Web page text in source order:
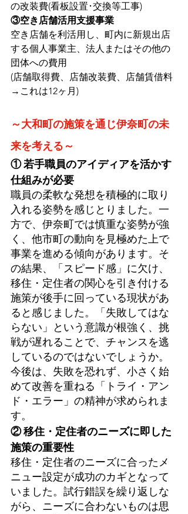
の改装費(看板設置･交換等工事)
③空き店舗活用支援事業
空き店舗を利活用し、町内に新規出店
する個人事業主、法人またはその他の
団体への費用
(店舗取得費、店舗改装費、店舗賃借料
→これは12ヶ月)
～大和町の施策を通じ伊奈町の未
来を考える～
① 若手職員のアイディアを活かす
仕組みが必要
職員の柔軟な発想を積極的に取り
入れる姿勢を感じとりました。一
方で、伊奈町では慎重な姿勢が強
く、他市町の動向を見極めた上で
事業を進める傾向があります。そ
の結果、「スピード感」に欠け、
移住・定住者の関心を引き付ける
施策が後手に回っている現状があ
ると感じました。「失敗してはな
らない」という意識が根強く、挑
戦が遅れることで、チャンスを逃
しているのではないでしょうか。
今後は、失敗を恐れず、小さく始
めて改善を重ねる「トライ・アン
ド・エラー」の精神が求められま
す。
② 移住・定住者のニーズに即した
施策の重要性
移住・定住者のニーズに合ったメ
ニュー設定が成功のカギとなって
いました。試行錯誤を繰り返しな
がら、ニーズに合わないものは思